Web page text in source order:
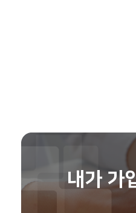
정**
내가 가